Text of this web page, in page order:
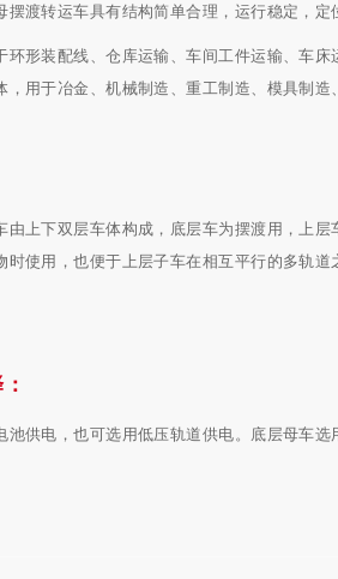
摆渡转运车具有结构简单合理，运行稳定，
环形装配线、仓库运输、车间工件运输、车
，用于冶金、机械制造、重工制造、模具制造
由上下双层车体构成，底层车为摆渡用，上
时使用，也便于上层子车在相互平行的多轨
池供电，也可选用低压轨道供电。底层母车选